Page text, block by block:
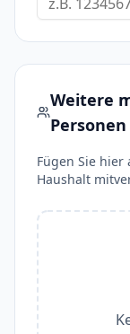
Weitere
Personen
Fügen Sie
Haushalt